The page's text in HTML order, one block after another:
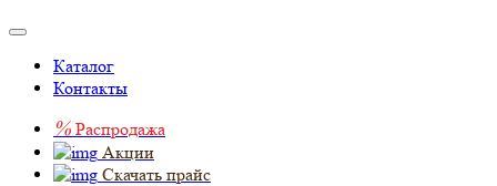
Каталог
Контакты
% Распродажа
Акции
Скачать прайс